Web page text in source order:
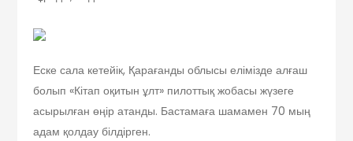
Еске сала кетейік, Қарағанды облысы елімізде алғаш
болып «Кітап оқитын ұлт» пилоттық жобасы жүзеге
асырылған өңір атанды. Бастамаға шамамен 70 мың
адам қолдау білдірген.